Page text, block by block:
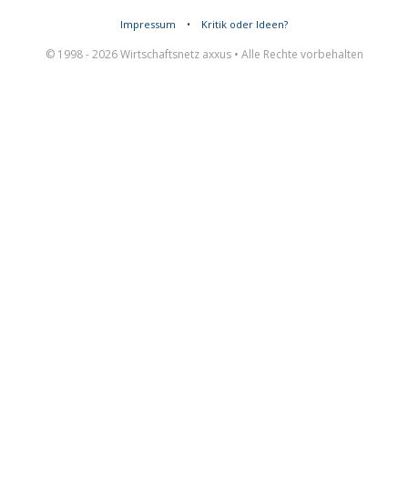
Impressum • Kritik oder Ideen?
© 1998 - 2026 Wirtschaftsnetz axxus • Alle Rechte vorbehalten